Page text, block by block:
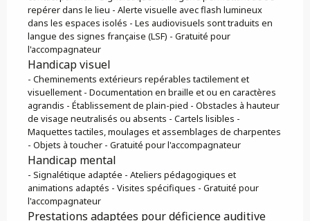
repérer dans le lieu - Alerte visuelle avec flash lumineux
dans les espaces isolés - Les audiovisuels sont traduits en
langue des signes française (LSF) - Gratuité pour
l'accompagnateur
Handicap visuel
- Cheminements extérieurs repérables tactilement et
visuellement - Documentation en braille et ou en caractères
agrandis - Établissement de plain-pied - Obstacles à hauteur
de visage neutralisés ou absents - Cartels lisibles -
Maquettes tactiles, moulages et assemblages de charpentes
- Objets à toucher - Gratuité pour l'accompagnateur
Handicap mental
- Signalétique adaptée - Ateliers pédagogiques et
animations adaptés - Visites spécifiques - Gratuité pour
l'accompagnateur
Prestations adaptées pour déficience auditive